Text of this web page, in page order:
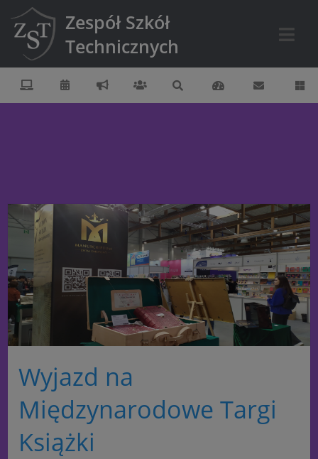
Zespół Szkół
Technicznych
Wyjazd na
Międzynarodowe Targi
Książki